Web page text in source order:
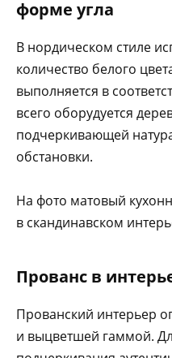
форме угла
В нордическом стиле
количество белого
выполняется в
всего оборудуется
подчеркивающей
обстановки.
На фото матовый
в скандинавском
Прованс в
Прованский интерьер
и выцветшей гаммой.